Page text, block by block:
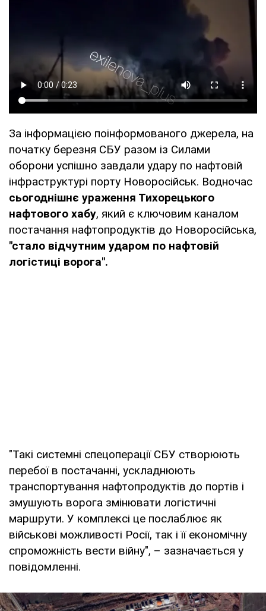
За інформацією поінформованого джерела, на
початку березня СБУ разом із Силами
оборони успішно завдали удару по нафтовій
інфраструктурі порту Новоросійськ. Водночас
сьогоднішнє ураження Тихорецького
нафтового хабу, який є ключовим каналом
постачання нафтопродуктів до Новоросійська,
"стало відчутним ударом по нафтовій
логістиці ворога".
"Такі системні спецоперації СБУ створюють
перебої в постачанні, ускладнюють
транспортування нафтопродуктів до портів і
змушують ворога змінювати логістичні
маршрути. У комплексі це послаблює як
військові можливості Росії, так і її економічну
спроможність вести війну", – зазначається у
повідомленні.